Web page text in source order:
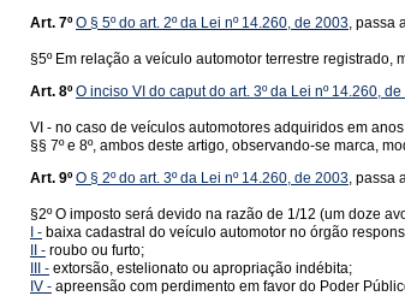
Art. 7º O § 5º do art. 2º da Lei nº 14.260, de 2003, passa
§5º Em relação a veículo automotor terrestre
Art. 8º O inciso VI do caput do art. 3º da Lei nº 14.260,
VI - no caso de veículos automotores adquiridos em
§§ 7º e 8º, ambos deste artigo, observando-se marca,
Art. 9º O § 2º do art. 3º da Lei nº 14.260, de 2003, passa
§2º O imposto será devido na razão de 1/12 (um doze
I - baixa cadastral do veículo automotor no órgão
II - roubo ou furto;
III - extorsão, estelionato ou apropriação indébita;
IV - apreensão com perdimento em favor do Poder